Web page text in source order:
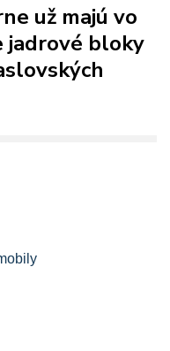
už majú vo
jadrové bloky